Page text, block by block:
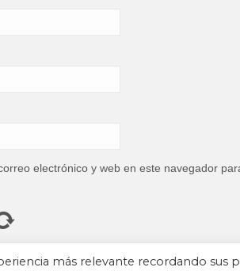
electrónico y web en este navegador
más relevante recordando sus